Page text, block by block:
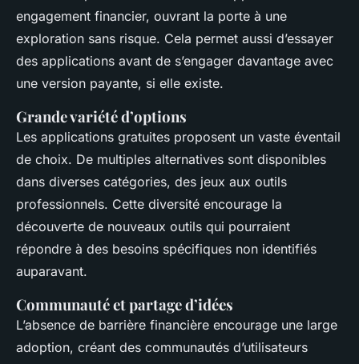
engagement financier, ouvrant la porte à une
exploration sans risque. Cela permet aussi d’essayer
des applications avant de s’engager davantage avec
une version payante, si elle existe.
Grande variété d’options
Les applications gratuites proposent un vaste éventail
de choix. De multiples alternatives sont disponibles
dans diverses catégories, des jeux aux outils
professionnels. Cette diversité encourage la
découverte de nouveaux outils qui pourraient
répondre à des besoins spécifiques non identifiés
auparavant.
Communauté et partage d’idées
L’absence de barrière financière encourage une large
adoption, créant des communautés d’utilisateurs